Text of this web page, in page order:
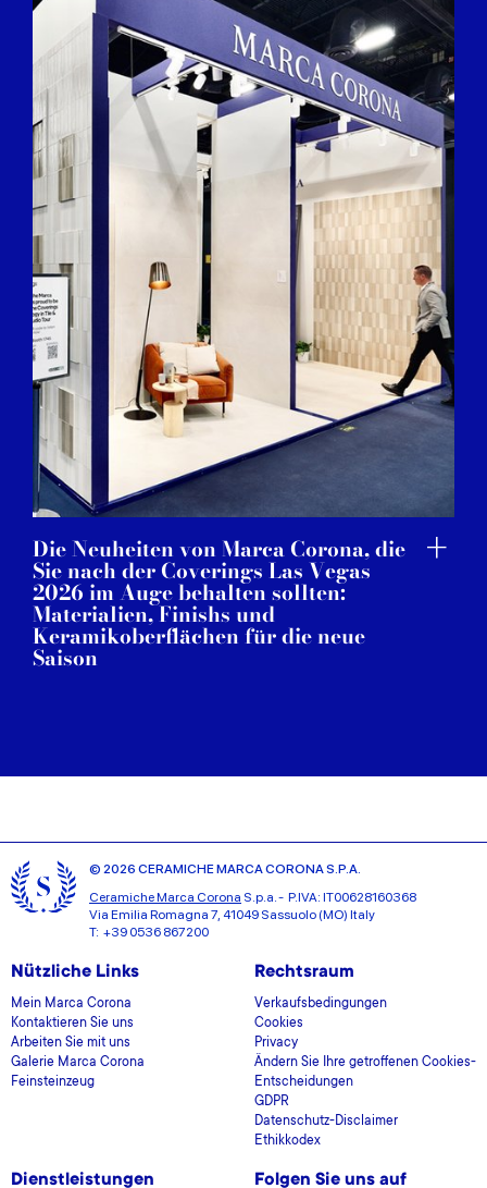
Die Neuheiten von Marca Corona, die
Sie nach der Coverings Las Vegas
2026 im Auge behalten sollten:
Materialien, Finishs und
Keramikoberflächen für die neue
Saison
© 2026 CERAMICHE MARCA CORONA S.P.A.
Ceramiche Marca Corona S.p.a. - P.IVA: IT00628160368
Via Emilia Romagna 7, 41049 Sassuolo (MO) Italy
T: +39 0536 867200
Nützliche Links
Mein Marca Corona
Kontaktieren Sie uns
Arbeiten Sie mit uns
Galerie Marca Corona
Feinsteinzeug
Rechtsraum
Verkaufsbedingungen
Cookies
Privacy
Ändern Sie Ihre getroffenen Cookies-
Entscheidungen
GDPR
Datenschutz-Disclaimer
Ethikkodex
Dienstleistungen Folgen Sie uns auf